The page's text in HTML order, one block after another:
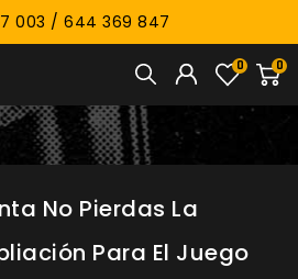
003 / 644 369 847
0
0
No Pierdas La
Para El Juego